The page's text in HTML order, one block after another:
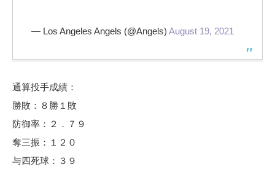
— Los Angeles Angels (@Angels) August 19, 2021
通算投手成績：
勝敗：８勝１敗
防御率：２．７９
奪三振：１２０
与四死球：３９